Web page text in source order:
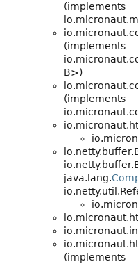
(implements
(implements
B>)
(implements
java.lang.
(implements